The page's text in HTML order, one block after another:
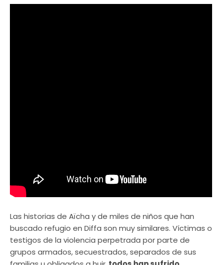
Las historias de Aïcha y de miles de niños que han
buscado refugio en Diffa son muy similares. Víctimas o
testigos de la violencia perpetrada por parte de
grupos armados, secuestrados, separados de sus